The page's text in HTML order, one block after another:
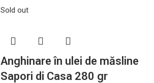
Sold out
Anghinare în ulei de măsline
Sapori di Casa 280 gr